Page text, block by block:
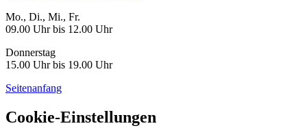
Mo., Di., Mi., Fr.
09.00 Uhr bis 12.00 Uhr
Donnerstag
15.00 Uhr bis 19.00 Uhr
Seitenanfang
Cookie-Einstellungen